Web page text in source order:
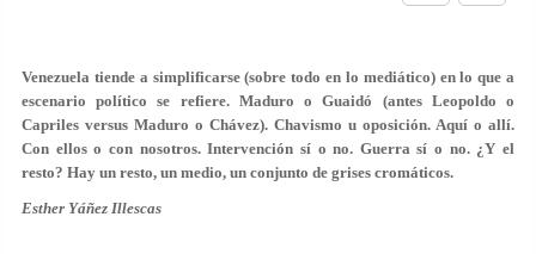
Venezuela tiende a simplificarse (sobre todo en lo mediático) en lo que a
escenario político se refiere. Maduro o Guaidó (antes Leopoldo o
Capriles versus Maduro o Chávez). Chavismo u oposición. Aquí o allí.
Con ellos o con nosotros. Intervención sí o no. Guerra sí o no. ¿Y el
resto? Hay un resto, un medio, un conjunto de grises cromáticos.
Esther Yáñez Illescas